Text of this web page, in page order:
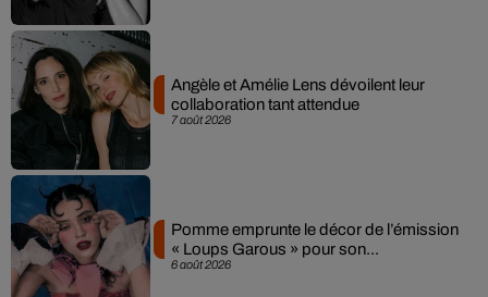
7 août 2026
Angèle et Amélie Lens dévoilent leur
collaboration tant attendue
6 août 2026
Pomme emprunte le décor de l’émission
« Loups Garous » pour son...